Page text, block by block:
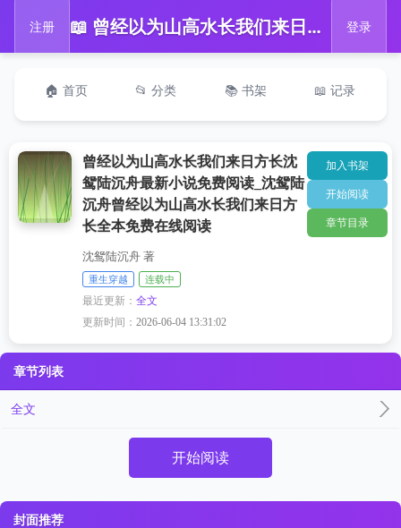
注册 📖 曾经以为山高水长我们来日方长沈鸳陆沉舟最新小说免费阅读_沈鸳陆沉舟曾经以为山高水长我们来日方长全本免费在线阅读 登录
🏠 首页 📂 分类 📚 书架 📖 记录
曾经以为山高水长我们来日方长沈
鸳陆沉舟最新小说免费阅读_沈鸳陆
沉舟曾经以为山高水长我们来日方
长全本免费在线阅读
沈鸳陆沉舟 著
重生穿越 连载中
最近更新：全文
更新时间：2026-06-04 13:31:02
加入书架
开始阅读
章节目录
章节列表
全文
开始阅读
封面推荐